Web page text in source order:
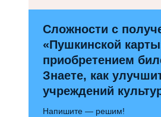
Сложности с
«Пушкинской
приобретением
Знаете, как
учреждений
Напишите — решим!